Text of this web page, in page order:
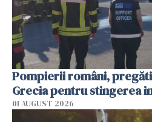
Pompierii români,
Grecia pentru stingerea
01 AUGUST 2026